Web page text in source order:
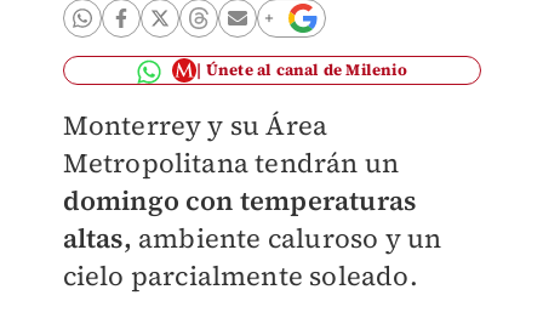
Únete al canal de Milenio
Monterrey y su Área
Metropolitana tendrán un
domingo con temperaturas
altas, ambiente caluroso y un
cielo parcialmente soleado.